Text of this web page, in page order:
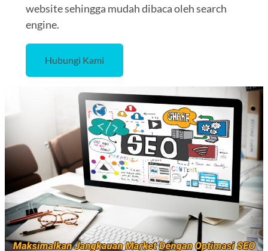
website sehingga mudah dibaca oleh search
engine.
Hubungi Kami